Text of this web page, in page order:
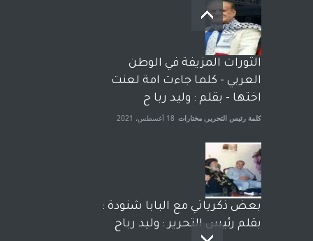
بعد معارك قضائية طاحنة كتب
وترافع فيها بنفسه مرة اخرى..
الشيخ طارق يوسف يقهر
الحكومة الأمريكية ، فأعطوه
الجنسية عن يد وهم صاغرون،
آراء حرة مختارات 7 أبريل، 2023
الثورات المزيفة في الوطن
العربي - كلما جاءت امة لعنت
اختها - بقلم : وليد ربا ح
كلمة رئيس التحرير , مختارات 18 أغسطس، 2021
بعض ذكرياتي مع البابا شنودة :
بقلم رئيس التحرير : وليد رباح